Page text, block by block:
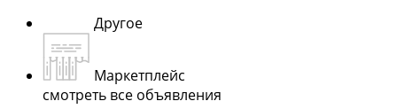
Другое
Маркетплейс
смотреть все объявления